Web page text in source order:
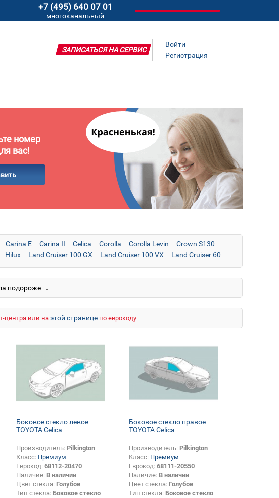
+7 (495) 640 07 01
многоканальный
Войти
Регистрация
ЗАПИСАТЬСЯ НА СЕРВИС
номер
вас!
Carina E Carina II Celica Corolla Corolla Levin
Crown S130
Hilux Land Cruiser 100 GX Land Cruiser 100 VX
Land Cruiser 60
центра или наэтой странице по еврокоду
Боковое стекло левое
TOYOTA Celica
Производитель: Pilkington
Класс: Премиум
Еврокод: 68112-20470
Наличие: В наличии
Цвет стекла: Голубое
Тип стекла: Боковое стекло
Боковое стекло правое
TOYOTA Celica
Производитель: Pilkington
Класс: Премиум
Еврокод:68111-20550
Наличие: В наличии
Цвет стекла: Голубое
Тип стекла: Боковое стекло